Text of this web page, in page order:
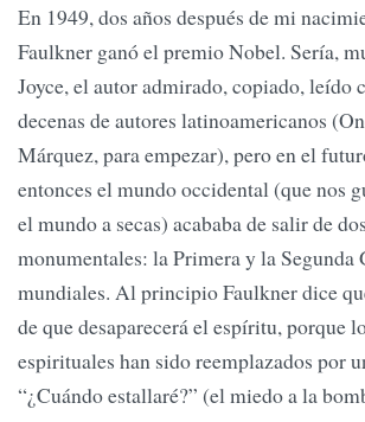
En 1949, dos años después de mi
Faulkner ganó el premio Nobel. Sería,
Joyce, el autor admirado, copiado, leído
decenas de autores latinoamericanos
Márquez, para empezar), pero en el
entonces el mundo occidental (que nos
el mundo a secas) acababa de salir de
monumentales: la Primera y la Segunda
mundiales. Al principio Faulkner dice
de que desaparecerá el espíritu, porque
espirituales han sido reemplazados por
“¿Cuándo estallaré?” (el miedo a la